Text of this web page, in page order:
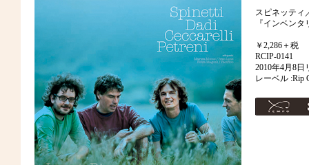
スピネッティ
『インベンタ
￥2,286＋税
RCIP-0141
2010年4月8日
レーベル :Rip